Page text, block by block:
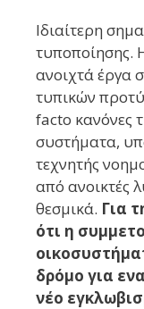
Ιδιαίτερη
τυποποίησης.
ανοιχτά έργα
τυπικών
facto κανόνες
συστήματα,
τεχνητής
από ανοικτές
θεσμικά. Για
ότι η
δρόμο για
νέο